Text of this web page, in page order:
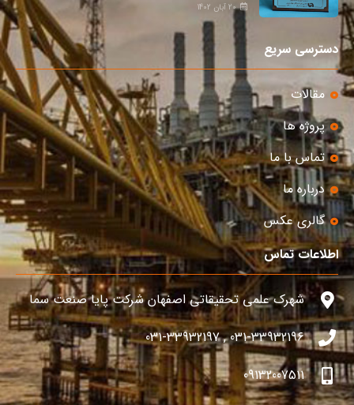
20 آبان 1402
دسترسی سریع
مقالات
پروژه ها
تماس با ما
درباره ما
گالری عکس
اطلاعات تماس
شهرک علمی تحقیقاتی اصفهان شرکت پایا صنعت سما
031-33932196 , 031-33932197
09132007511